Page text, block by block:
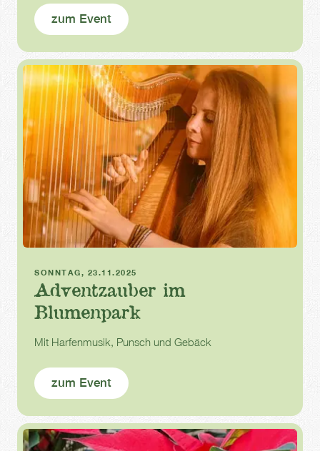
zum Event
SONNTAG, 23.11.2025
Adventzauber im
Blumenpark
Mit Harfenmusik, Punsch und Gebäck
zum Event